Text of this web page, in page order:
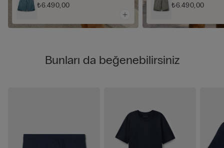
₺6.490,00 ₺6.490,00
Bunları da beğenebilirsiniz